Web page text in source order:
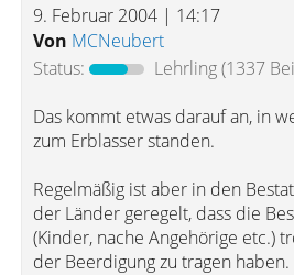
9. Februar 2004 | 14:17
Von MCNeubert
Status:
Lehrling(1337
Das kommt etwas darauf an, in
zum Erblasser standen.
Regelmäßig ist aber in den
der Länder geregelt, dass die
(Kinder, nache Angehörige etc.)
der Beerdigung zu tragen haben.